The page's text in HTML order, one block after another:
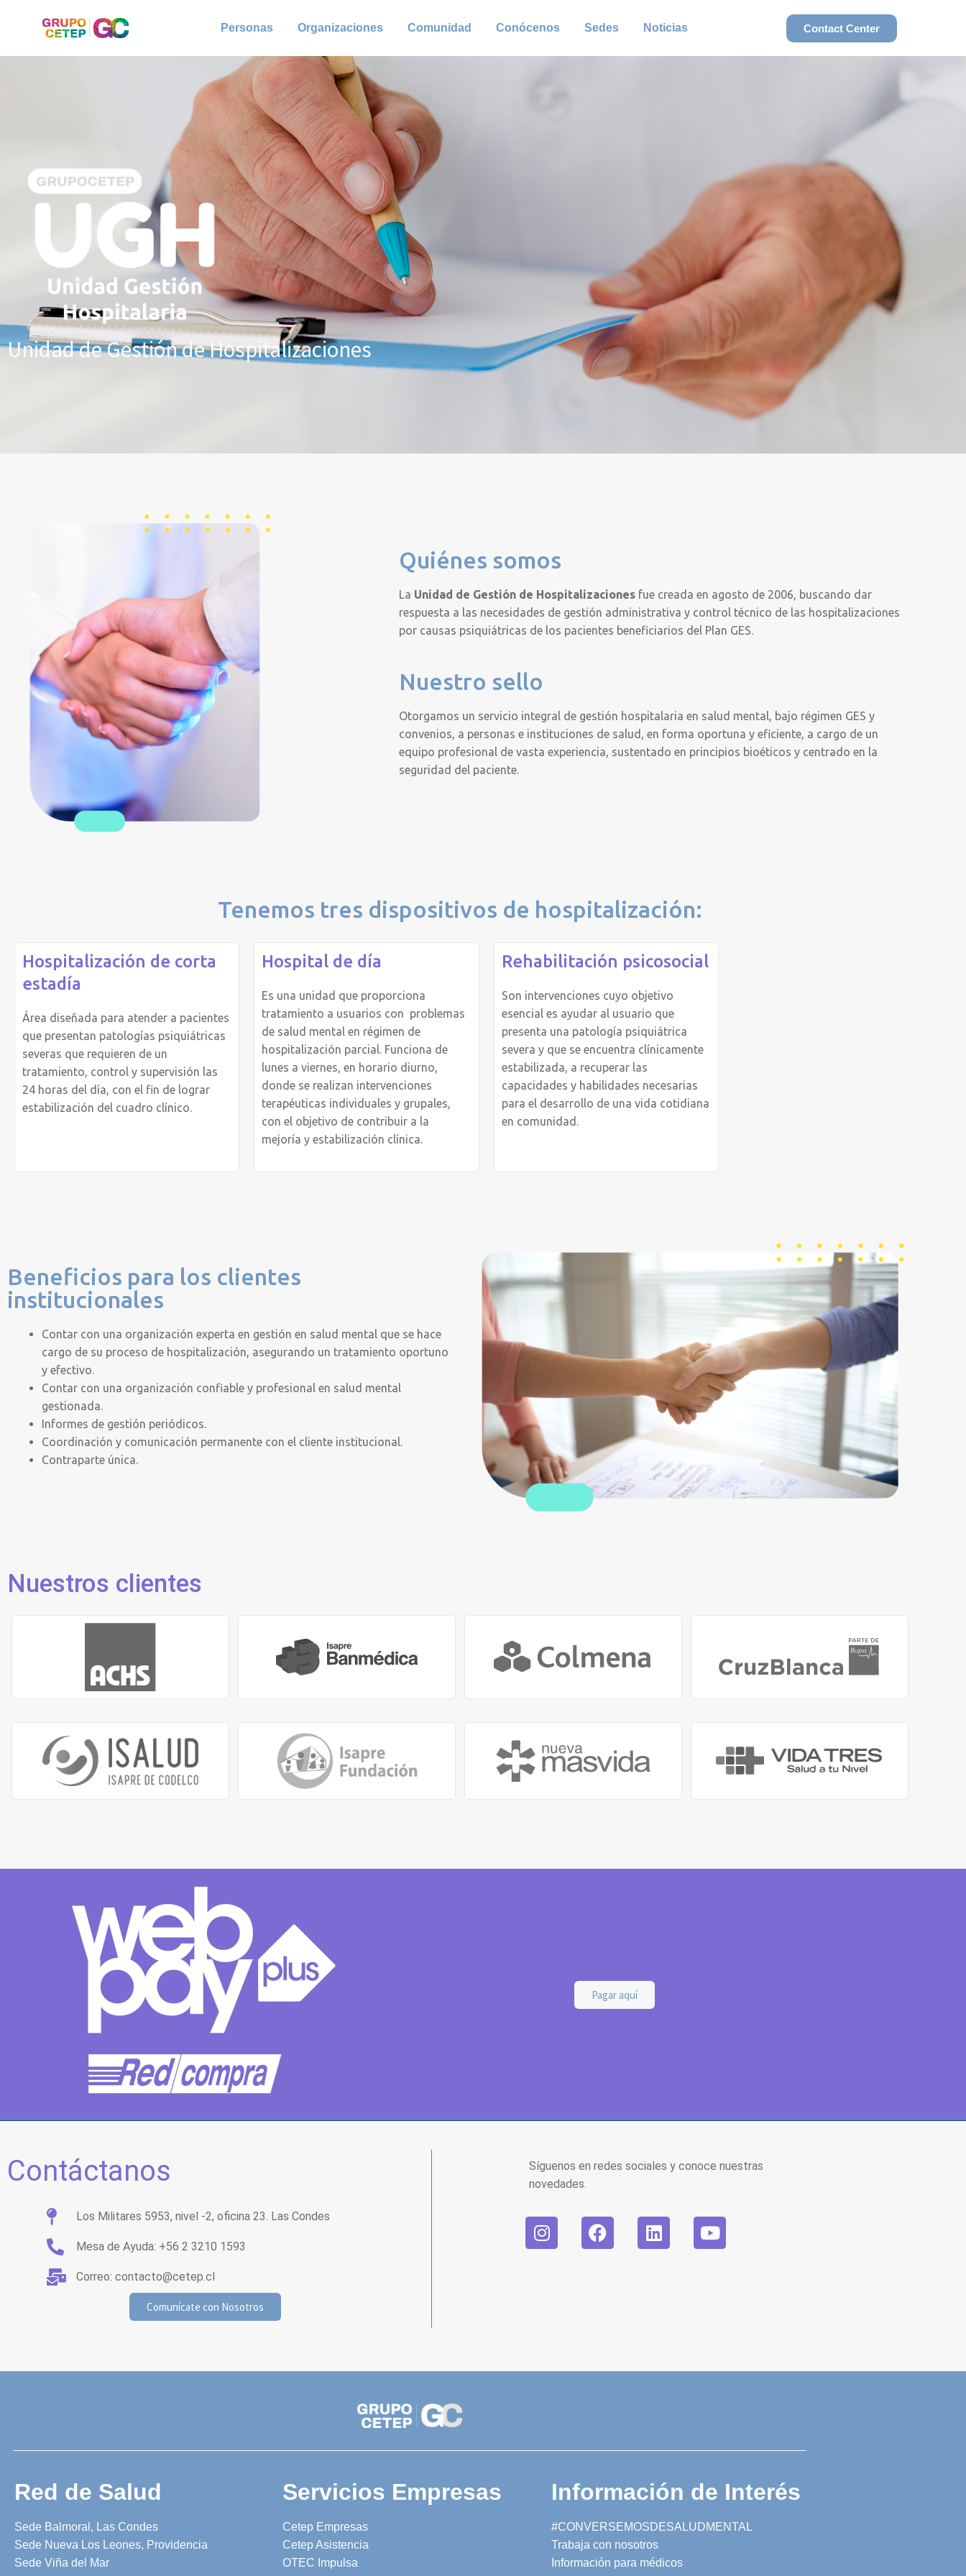
Personas Organizaciones Comunidad Conócenos Sedes Noticias Contact Center
Unidad de Gestión de Hospitalizaciones
Quiénes somos
La Unidad de Gestión de Hospitalizacionesfue creada en agosto de 2006, buscando dar
respuesta a las necesidades de gestión administrativa y control técnico de las hospitalizaciones
por causas psiquiátricas de los pacientes beneficiarios del Plan GES.
Nuestro sello
Otorgamos un servicio integral de gestión hospitalaria en salud mental, bajo régimen GES y
convenios, a personas e instituciones de salud, en forma oportuna y eficiente, a cargo de un
equipo profesional de vasta experiencia, sustentado en principios bioéticos y centrado en la
seguridad del paciente.
Tenemos tres dispositivos de hospitalización:
Hospitalización de corta
estadía
Área diseñada para atender a pacientes
que presentan patologías psiquiátricas
severas que requieren de un
tratamiento, control y supervisión las
24 horas del día, con el fin de lograr
estabilización del cuadro clínico.
Hospital de día
Es una unidad que proporciona
tratamiento a usuarios con problemas
de salud mental en régimen de
hospitalización parcial. Funciona de
lunes a viernes, en horario diurno,
donde se realizan intervenciones
terapéuticas individuales y grupales,
con el objetivo de contribuir a la
mejoría y estabilización clínica.
Rehabilitación psicosocial
Son intervenciones cuyo objetivo
esencial es ayudar al usuario que
presenta una patología psiquiátrica
severa y que se encuentra clínicamente
estabilizada, a recuperar las
capacidades y habilidades necesarias
para el desarrollo de una vida cotidiana
en comunidad.
Beneficios para los clientes
institucionales
Contar con una organización experta en gestión en salud mental que se hace
cargo de su proceso de hospitalización, asegurando un tratamiento oportuno
y efectivo.
Contar con una organización confiable y profesional en salud mental
gestionada.
Informes de gestión periódicos.
Coordinación y comunicación permanente con el cliente institucional.
Contraparte única.
Nuestros clientes
Pagar aquí
Contáctanos
Los Militares 5953, nivel -2, oficina 23. Las Condes
Mesa de Ayuda: +56 2 3210 1593
Correo: contacto@cetep.cl
Comunícate con Nosotros
Síguenos en redes sociales y conoce nuestras
novedades.
Red de Salud
Sede Balmoral, Las Condes
Sede Nueva Los Leones, Providencia
Sede Viña del Mar
Servicios Empresas
Cetep Empresas
Cetep Asistencia
OTEC Impulsa
Información de Interés
#CONVERSEMOSDESALUDMENTAL
Trabaja con nosotros
Información para médicos